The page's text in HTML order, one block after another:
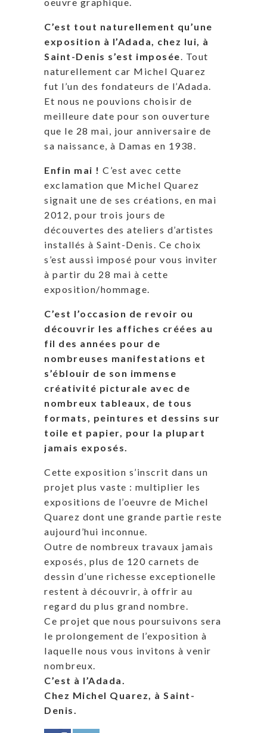
C’est tout naturellement qu’une
exposition à l’Adada, chez lui, à
Saint-Denis s’est imposée. Tout
naturellement car Michel Quarez
fut l’un des fondateurs de l’Adada.
Et nous ne pouvions choisir de
meilleure date pour son ouverture
que le 28 mai, jour anniversaire de
sa naissance, à Damas en 1938.
Enfin mai ! C’est avec cette
exclamation que Michel Quarez
signait une de ses créations, en mai
2012, pour trois jours de
découvertes des ateliers d’artistes
installés à Saint-Denis. Ce choix
s’est aussi imposé pour vous inviter
à partir du 28 mai à cette
exposition/hommage.
C’est l’occasion de revoir ou
découvrir les affiches créées au
fil des années pour de
nombreuses manifestations et
s’éblouir de son immense
créativité picturale avec de
nombreux tableaux, de tous
formats, peintures et dessins sur
toile et papier, pour la plupart
jamais exposés.
Cette exposition s’inscrit dans un
projet plus vaste : multiplier les
expositions de l’oeuvre de Michel
Quarez dont une grande partie reste
aujourd’hui inconnue.
Outre de nombreux travaux jamais
exposés, plus de 120 carnets de
dessin d’une richesse exceptionelle
restent à découvrir, à offrir au
regard du plus grand nombre.
Ce projet que nous poursuivons sera
le prolongement de l’exposition à
laquelle nous vous invitons à venir
nombreux.
C’est à l’Adada.
Chez Michel Quarez, à Saint-
Denis.